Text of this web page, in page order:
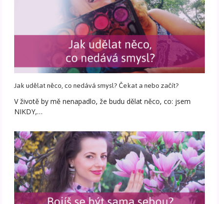
Jak udělat něco, co nedává smysl? Čekat a nebo začít?
V životě by mě nenapadlo, že budu dělat něco, co: jsem
NIKDY,…